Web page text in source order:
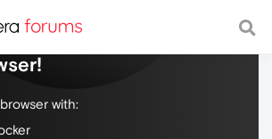
web, with a fast and
with: